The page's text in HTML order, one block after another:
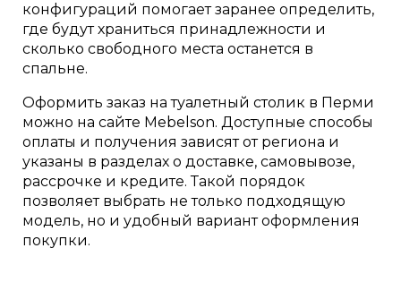
конфигураций помогает заранее определить,
где будут храниться принадлежности и
сколько свободного места останется в
спальне.
Оформить заказ на туалетный столик в Перми
можно на сайте Mebelson. Доступные способы
оплаты и получения зависят от региона и
указаны в разделах о доставке, самовывозе,
рассрочке и кредите. Такой порядок
позволяет выбрать не только подходящую
модель, но и удобный вариант оформления
покупки.